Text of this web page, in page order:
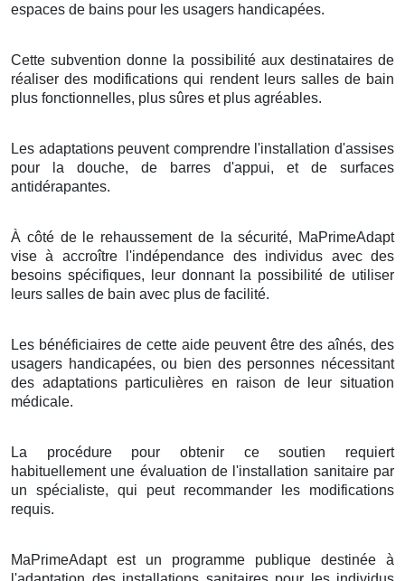
espaces de bains pour les usagers handicapées.
Cette subvention donne la possibilité aux destinataires de
réaliser des modifications qui rendent leurs salles de bain
plus fonctionnelles, plus sûres et plus agréables.
Les adaptations peuvent comprendre l'installation d'assises
pour la douche, de barres d'appui, et de surfaces
antidérapantes.
À côté de le rehaussement de la sécurité, MaPrimeAdapt
vise à accroître l'indépendance des individus avec des
besoins spécifiques, leur donnant la possibilité de utiliser
leurs salles de bain avec plus de facilité.
Les bénéficiaires de cette aide peuvent être des aînés, des
usagers handicapées, ou bien des personnes nécessitant
des adaptations particulières en raison de leur situation
médicale.
La procédure pour obtenir ce soutien requiert
habituellement une évaluation de l'installation sanitaire par
un spécialiste, qui peut recommander les modifications
requis.
MaPrimeAdapt est un programme publique destinée à